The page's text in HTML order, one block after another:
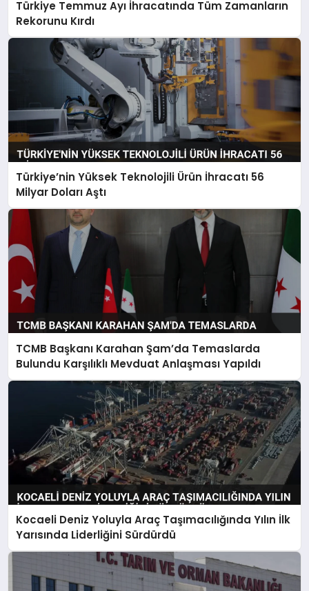
Türkiye Temmuz Ayı İhracatında Tüm Zamanların
Rekorunu Kırdı
Türkiye’nin Yüksek Teknolojili Ürün İhracatı 56
Milyar Doları Aştı
TCMB Başkanı Karahan Şam’da Temaslarda
Bulundu Karşılıklı Mevduat Anlaşması Yapıldı
Kocaeli Deniz Yoluyla Araç Taşımacılığında Yılın İlk
Yarısında Liderliğini Sürdürdü